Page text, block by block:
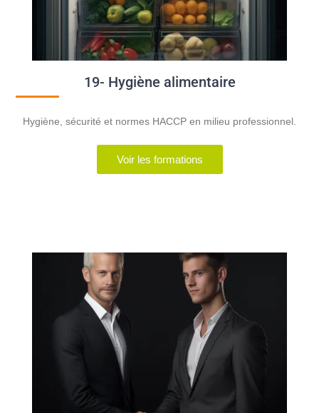
19- Hygiène alimentaire
Hygiène, sécurité et normes HACCP en milieu professionnel.
Voir les formations